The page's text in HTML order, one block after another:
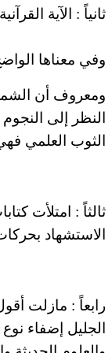
ثانياً : الآية
وفي معناها
ومعروف أن
النظر إلى
النجوم
الثوب العلمي
ثالثاً : امتلأت
الاستشهاد
رابعاً : مازلت
الجليل إضفاء